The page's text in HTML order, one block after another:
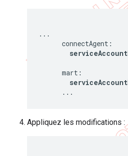
...
      connectAgent:
      mart:
      ...
Appliquez les modifications :